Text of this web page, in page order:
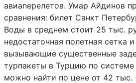
авиаперелетов. Умар Айдинов
сравнения: билет Санкт
Воды в среднем стоит 25 тыс.
недостаточная полетная сетка
вызывающие существенные
турпакеты в Турцию по системе
можно найти по цене от 42 тыс.